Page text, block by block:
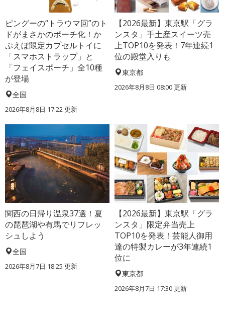
ピングーの“トラウマ回”のト
ドがまさかのポーチ化！か
ぷえぼ限定カプセルトイに
「スマホストラップ」と
「フェイスポーチ」全10種
が登場
全国
2026年8月8日 17:22更新
【2026最新】東京駅「グラ
ンスタ」手土産スイーツ売
上TOP10を発表！7年連続1
位の殿堂入りも
東京都
2026年8月8日 08:00更新
関西の日帰り温泉37選！夏
の琵琶湖や有馬でリフレッ
シュしよう
全国
2026年8月7日 18:25 更新
【2026最新】東京駅「グラ
ンスタ」限定弁当売上
TOP10を発表！芸能人御用
達の特製カレーが3年連続1
位に
東京都
2026年8月7日 17:30更新